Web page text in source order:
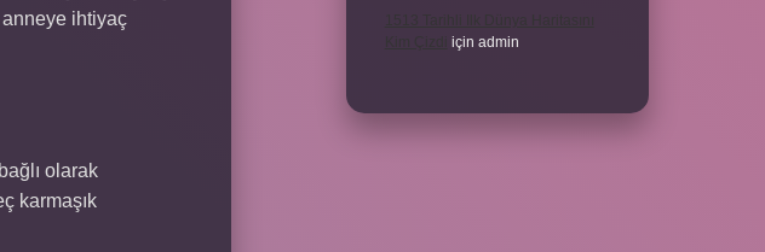
anneye ihtiyaç
olarak
karmaşık
için admin